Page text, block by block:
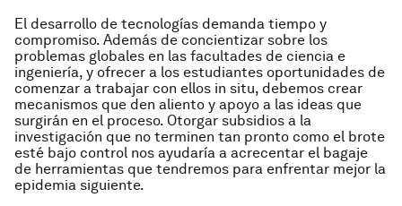
El desarrollo de tecnologías demanda tiempo y
compromiso. Además de concientizar sobre los
problemas globales en las facultades de ciencia e
ingeniería, y ofrecer a los estudiantes oportunidades de
comenzar a trabajar con ellos in situ, debemos crear
mecanismos que den aliento y apoyo a las ideas que
surgirán en el proceso. Otorgar subsidios a la
investigación que no terminen tan pronto como el brote
esté bajo control nos ayudaría a acrecentar el bagaje
de herramientas que tendremos para enfrentar mejor la
epidemia siguiente.